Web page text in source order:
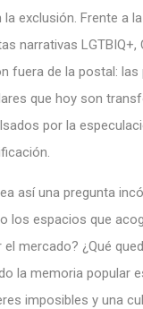
exclusión. Frente a
narrativas
fuera de la postal:
que hoy son
por la
así una pregunta
los espacios que
mercado? ¿Qué
la memoria popular
imposibles y una